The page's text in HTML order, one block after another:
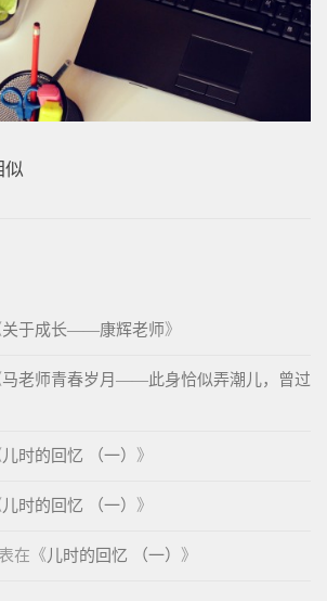
似
关于成长——康辉老师》
马老师青春岁月——此身恰似弄潮儿，曾过
儿时的回忆 （一） 》
儿时的回忆 （一） 》
在《 儿时的回忆 （一） 》